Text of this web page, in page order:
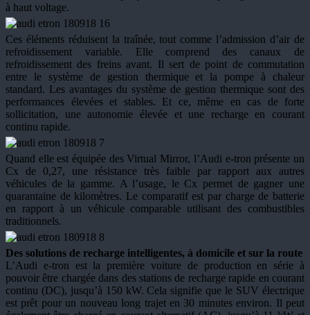
à haut voltage.
Ces éléments réduisent la traînée, tout comme l’admission d’air de
refroidissement variable. Elle comprend des canaux de
refroidissement des freins avant. Il sert de point de commutation
entre le système de gestion thermique et la pompe à chaleur
standard. Les avantages du système de gestion thermique sont des
performances élevées et stables. Et ce, même en cas de forte
sollicitation, une autonomie élevée et une recharge en courant
continu rapide.
Quand elle est équipée des Virtual Mirror, l’Audi e-tron présente un
Cx de 0,27, une résistance très faible par rapport aux autres
véhicules de la gamme. A l’usage, le Cx permet de gagner une
quarantaine de kilomètres. Le comparatif est par charge de batterie
en rapport à un véhicule comparable utilisant des combustibles
traditionnels.
Des solutions de recharge intelligentes, à domicile et sur la route
L’Audi e-tron est la première voiture de production en série à
pouvoir être chargée dans des stations de recharge rapide en courant
continu (DC), jusqu’à 150 kW. Cela signifie que le SUV électrique
est prêt pour un nouveau long trajet en 30 minutes environ. Il peut